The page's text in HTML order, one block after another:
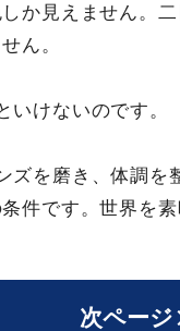
か見えません。
ん。
いけないのです。
ズを磨き、体調を
件です。世界を
次ページ